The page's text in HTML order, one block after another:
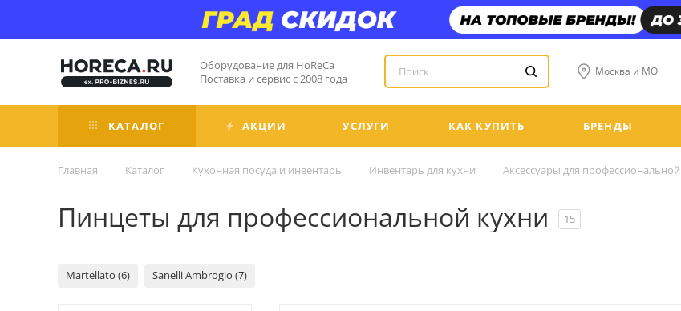
Оборудование для HoReCa
Поставка и сервис с 2008 года
Москва и МО
КАТАЛОГ АКЦИИ УСЛУГИ КАК КУПИТЬ БРЕНДЫ
Главная — Каталог — Кухонная посуда и инвентарь — Инвентарь для кухни — Аксессуары для
Пинцеты для профессиональной кухни 15
Martellato (6) Sanelli Ambrogio (7)